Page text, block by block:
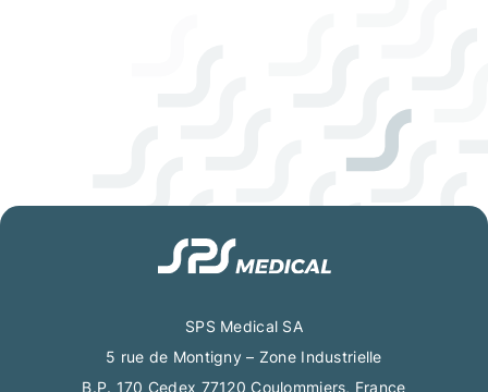
SPS Medical SA
5 rue de Montigny – Zone Industrielle
B.P. 170 Cedex 77120 Coulommiers, France